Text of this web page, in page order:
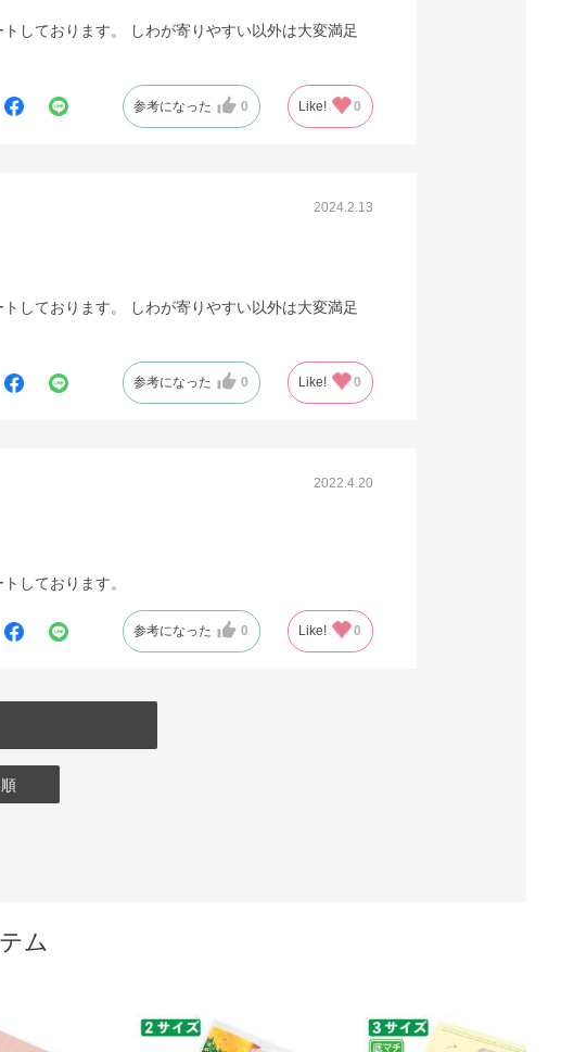
しております。 しわが寄りやすい以外は大変満足
参考になった 0 Like! 0
2024.2.13
しております。 しわが寄りやすい以外は大変満足
参考になった 0 Like! 0
2022.4.20
しております。
参考になった 0 Like! 0
ム